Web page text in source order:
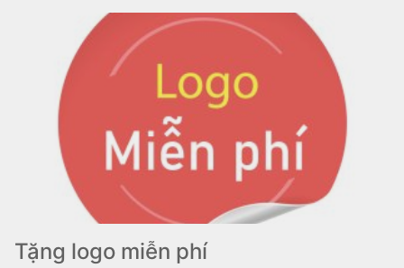
Tặng logo miễn phí